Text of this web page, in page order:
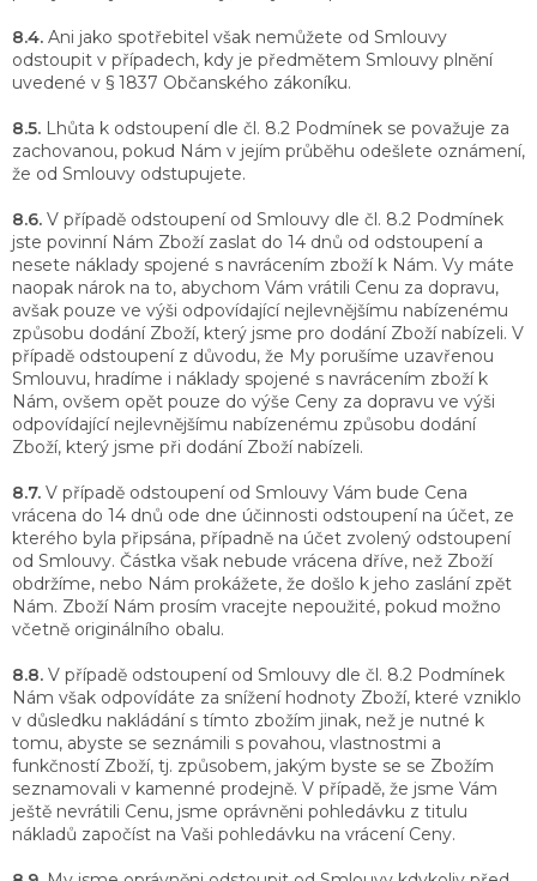
8.4. Ani jako spotřebitel však nemůžete od Smlouvy
odstoupit v případech, kdy je předmětem Smlouvy plnění
uvedené v § 1837 Občanského zákoníku.
8.5. Lhůta k odstoupení dle čl. 8.2 Podmínek se považuje za
zachovanou, pokud Nám v jejím průběhu odešlete oznámení,
že od Smlouvy odstupujete.
8.6. V případě odstoupení od Smlouvy dle čl. 8.2 Podmínek
jste povinní Nám Zboží zaslat do 14 dnů od odstoupení a
nesete náklady spojené s navrácením zboží k Nám. Vy máte
naopak nárok na to, abychom Vám vrátili Cenu za dopravu,
avšak pouze ve výši odpovídající nejlevnějšímu nabízenému
způsobu dodání Zboží, který jsme pro dodání Zboží nabízeli. V
případě odstoupení z důvodu, že My porušíme uzavřenou
Smlouvu, hradíme i náklady spojené s navrácením zboží k
Nám, ovšem opět pouze do výše Ceny za dopravu ve výši
odpovídající nejlevnějšímu nabízenému způsobu dodání
Zboží, který jsme při dodání Zboží nabízeli.
8.7. V případě odstoupení od Smlouvy Vám bude Cena
vrácena do 14 dnů ode dne účinnosti odstoupení na účet, ze
kterého byla připsána, případně na účet zvolený odstoupení
od Smlouvy. Částka však nebude vrácena dříve, než Zboží
obdržíme, nebo Nám prokážete, že došlo k jeho zaslání zpět
Nám. Zboží Nám prosím vracejte nepoužité, pokud možno
včetně originálního obalu.
8.8. V případě odstoupení od Smlouvy dle čl. 8.2 Podmínek
Nám však odpovídáte za snížení hodnoty Zboží, které vzniklo
v důsledku nakládání s tímto zbožím jinak, než je nutné k
tomu, abyste se seznámili s povahou, vlastnostmi a
funkčností Zboží, tj. způsobem, jakým byste se se Zbožím
seznamovali v kamenné prodejně. V případě, že jsme Vám
ještě nevrátili Cenu, jsme oprávněni pohledávku z titulu
nákladů započíst na Vaši pohledávku na vrácení Ceny.